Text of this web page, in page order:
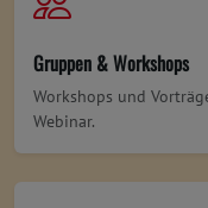
Gruppen & Workshops
Workshops und
Webinar.